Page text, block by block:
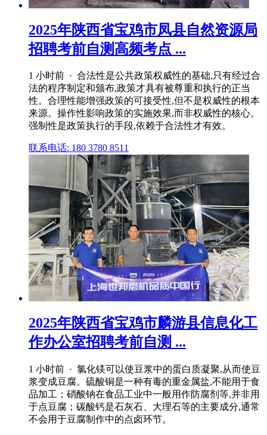
2025年陕西省宝鸡市凤县自然资源局
招聘考前自测高频考点 ...
1 小时前 · 合法性是公共政策权威性的基础,只有经过合
法的程序制定和颁布,政策才具有被尊重和执行的正当
性。合理性能增强政策的可接受性,但不是权威性的根本
来源。操作性影响政策的实施效果,而非权威性的核心。
强制性是政策执行的手段,依赖于合法性才有效。
联系电话: 180 3780 8511
2025年陕西省宝鸡市麟游县信息化工
作办公室招聘考前自测 ...
1 小时前 · 氯化镁可以使豆浆中的蛋白质凝聚,从而使豆
浆变成豆腐。硫酸铜是一种有毒的重金属盐,不能用于食
品加工；硝酸钠在食品工业中一般用作防腐剂等,并非用
于点豆腐；碳酸钙是石灰石、大理石等的主要成分,通常
不会用于豆腐制作中的点卤环节。